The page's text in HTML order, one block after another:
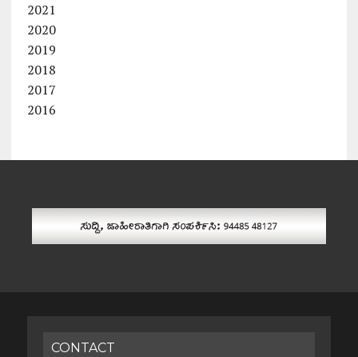
2021
2020
2019
2018
2017
2016
CONTACT